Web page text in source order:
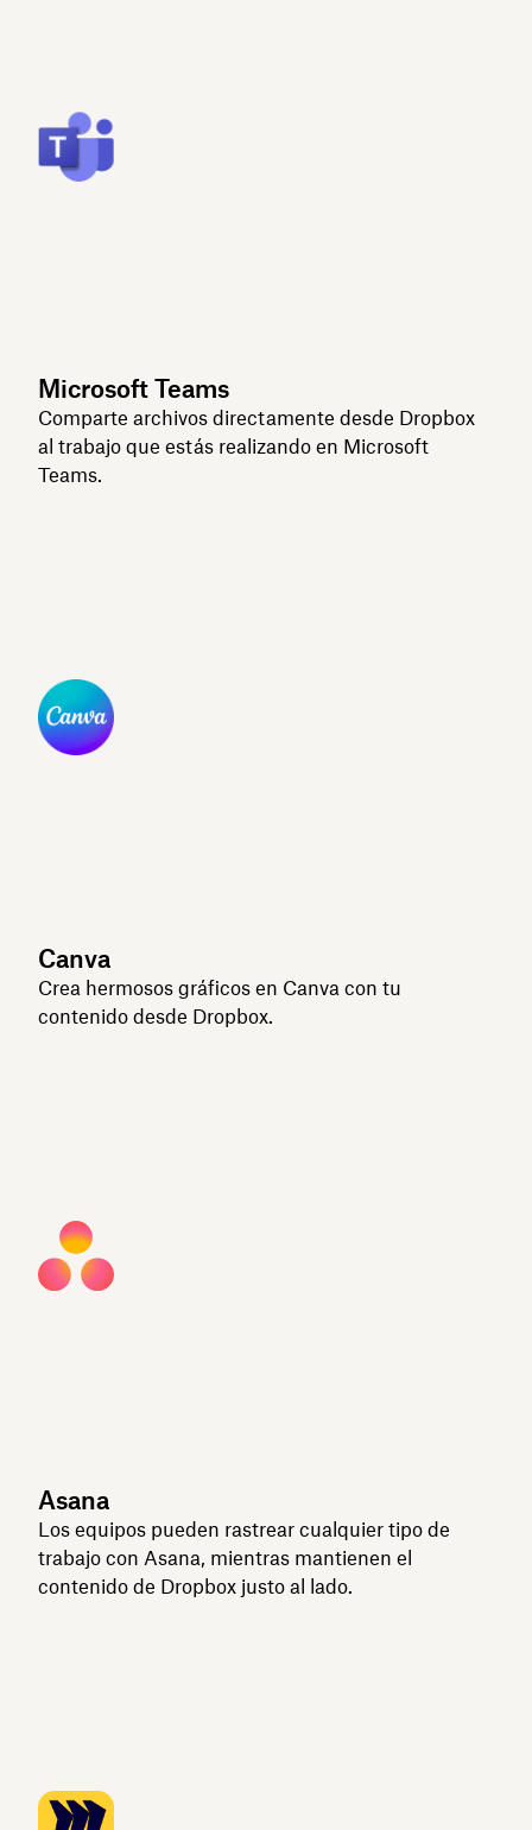
Microsoft Teams
Comparte archivos directamente desde Dropbox
al trabajo que estás realizando en Microsoft
Teams.
Canva
Crea hermosos gráficos en Canva con tu
contenido desde Dropbox.
Asana
Los equipos pueden rastrear cualquier tipo de
trabajo con Asana, mientras mantienen el
contenido de Dropbox justo al lado.